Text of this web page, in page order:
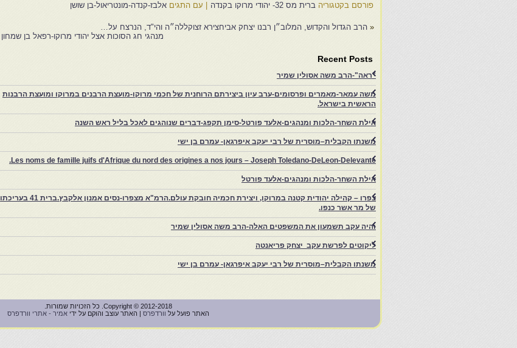
פורסם בקטגוריה ברית מס 32- יהודי מרוקו בקנדה עם התגים אלבז-קנדה-מונטריאול-בן שושן
« הרב הגדול והקדוש, המלוב״ן רבנו יצחק אביחצירא זצוקללה״ה והי"ד, הנרצח על…
מנהגי חג הסוכות אצל יהודי מרוקו-רפאל בן שמחון
Recent Posts
"ראה"-הרב משה אסולין שמיר
משה עמאר-מאמרים ופרסומים-ערב עיון ביצירתם הרוחנית של חכמי מרוקו-מועצת הרבנים במרוקו ומועצת הרבנות
הראשית בישראל.
אילת השחר-הלכות ומנהגים-אלעד פורטל-סימן תקפג-דברים שנוהגים לאכל בליל ראש השנה
משנתו הקבלית–מוסרית של רבי יעקב איפרגאן- עמרם בן ישי
Les noms de famille juifs d'Afrique du nord des origines a nos jours – Joseph Toledano-DeLeon-Delevante.
אילת השחר-הלכות ומנהגים-אלעד פורטל
צפרו – קהילה יהודית קטנה במרוקו, ויצירת חכמיה חובקת עולם.הרמ"א מצפרו-נסים אמנון אלקבץ.ברית 41 בעריכתו
של מר אשר כנפו.
והיה עקב תשמעון את המשפטים האלה-הרב משה אסולין שמיר
ליקוטים לפרשת עקב יצחק פריאנטה
משנתו הקבלית–מוסרית של רבי יעקב איפרגאן- עמרם בן ישי
Copyright © 2012-2018. כל הזכויות שמורות.
האתר פועל על וורדפרס | האתר עוצב והוקם על ידי אמיר - אתרי וורדפרס